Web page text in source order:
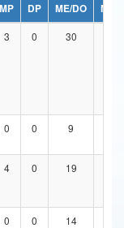
MP DP ME/DO
MP/
3 0 30
0 0 9
4 0 19
0 0 14